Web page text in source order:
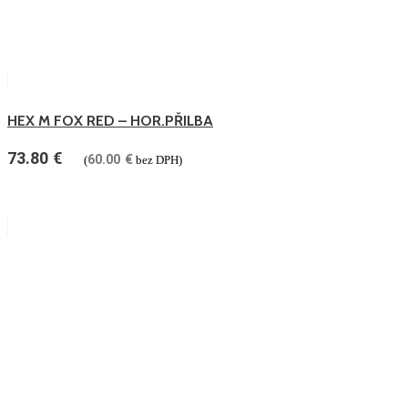
HEX M FOX RED – HOR.PŘILBA
73.80 € (60.00 € bez DPH)